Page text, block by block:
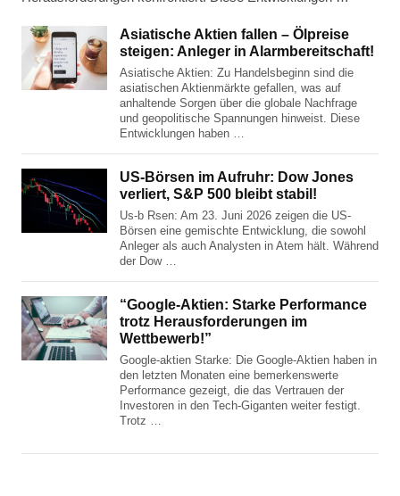
Asiatische Aktien fallen – Ölpreise
steigen: Anleger in Alarmbereitschaft!
Asiatische Aktien: Zu Handelsbeginn sind die
asiatischen Aktienmärkte gefallen, was auf
anhaltende Sorgen über die globale Nachfrage
und geopolitische Spannungen hinweist. Diese
Entwicklungen haben …
US-Börsen im Aufruhr: Dow Jones
verliert, S&P 500 bleibt stabil!
Us-b Rsen: Am 23. Juni 2026 zeigen die US-
Börsen eine gemischte Entwicklung, die sowohl
Anleger als auch Analysten in Atem hält. Während
der Dow …
“Google-Aktien: Starke Performance
trotz Herausforderungen im
Wettbewerb!”
Google-aktien Starke: Die Google-Aktien haben in
den letzten Monaten eine bemerkenswerte
Performance gezeigt, die das Vertrauen der
Investoren in den Tech-Giganten weiter festigt.
Trotz …